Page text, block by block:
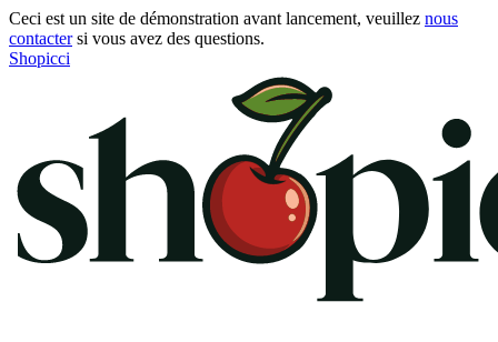
Ceci est un site de démonstration avant lancement, veuillez nous
contactersi vous avez des questions.
Shopicci